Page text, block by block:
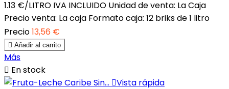
1.13 €/LITRO IVA INCLUIDO Unidad de venta: La Caja
Precio venta: La caja Formato caja: 12 briks de 1 litro
Precio13,56 €
 Añadir al carrito
Más
 En stock
Vista rápida